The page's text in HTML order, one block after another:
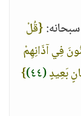
{قُلْ
فِي آذَانِهِمْ
بَعِيدٍ(٤٤)
}